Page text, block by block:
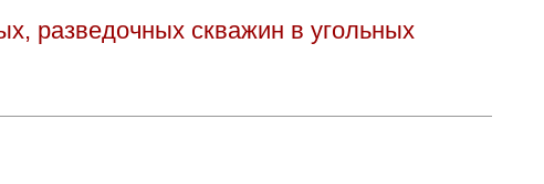
разведочных скважин в угольных